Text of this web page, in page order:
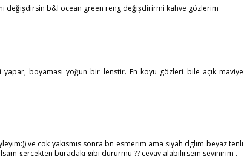
değişdirsin b&l ocean green reng değişdirirmi kahve gözlerim
boyaması yoğun bir lenstir. En koyu gözleri bile açık maviye
ve cok yakısmıs sonra bn esmerim ama siyah dglım beyaz tenli
gerçekten buradaki gibi dururmu ?? cevay alabılırsem sevinirim .